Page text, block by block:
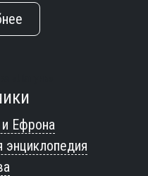
Ефрона
энциклопедия